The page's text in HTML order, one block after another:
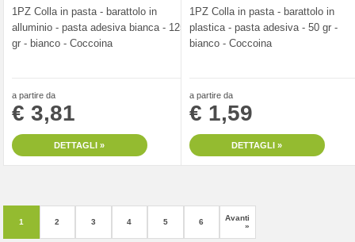
1PZ Colla in pasta - barattolo in
alluminio - pasta adesiva bianca - 125
gr - bianco - Coccoina
a partire da
€ 3,81
DETTAGLI »
1PZ Colla in pasta - barattolo in
plastica - pasta adesiva - 50 gr -
bianco - Coccoina
a partire da
€ 1,59
DETTAGLI »
1 2 3 4 5 6
Avanti
»